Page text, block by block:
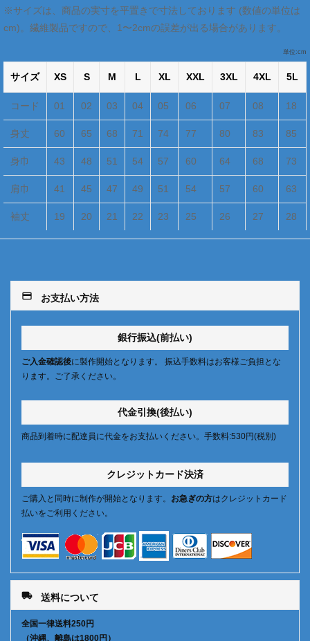
※サイズは、商品の実寸を平置きで寸法しております (数値の単位は
cm)。繊維製品ですので、1〜2cmの誤差が出る場合があります。
単位:cm
サイズ XS S M L XL XXL 3XL 4XL 5L
コード 01 02 03 04 05 06 07 08 18
身丈 60 65 68 71 74 77 80 83 85
身巾 43 48 51 54 57 60 64 68 73
肩巾 41 45 47 49 51 54 57 60 63
袖丈 19 20 21 22 23 25 26 27 28
payment お支払い方法
銀行振込(前払い)
ご入金確認後に製作開始となります。 振込手数料はお客様ご負担とな
ります。ご了承ください。
代金引換(後払い)
商品到着時に配達員に代金をお支払いください。手数料:530円(税別)
クレジットカード決済
ご購入と同時に制作が開始となります。 お急ぎの方はクレジットカード
払いをご利用ください。
local_shipping 送料について
全国一律送料250円
（沖縄、離島は1800円）